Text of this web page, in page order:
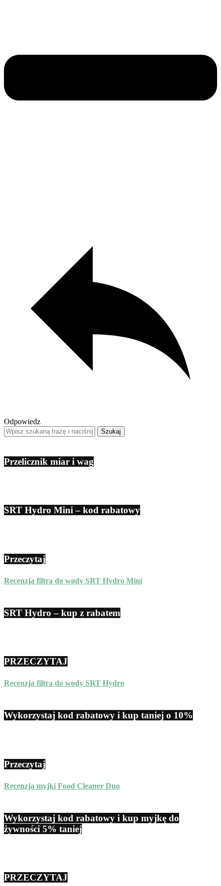
Odpowiedz
Przelicznik miar i wag
SRT Hydro Mini – kod rabatowy
Przeczytaj
Recenzja filtra do wody SRT Hydro Mini
SRT Hydro – kup z rabatem
PRZECZYTAJ
Recenzja filtra do wody SRT Hydro
Wykorzystaj kod rabatowy i kup taniej o 10%
Przeczytaj
Recenzja myjki Food Cleaner Duo
Wykorzystaj kod rabatowy i kup myjkę do
żywności 5% taniej
PRZECZYTAJ